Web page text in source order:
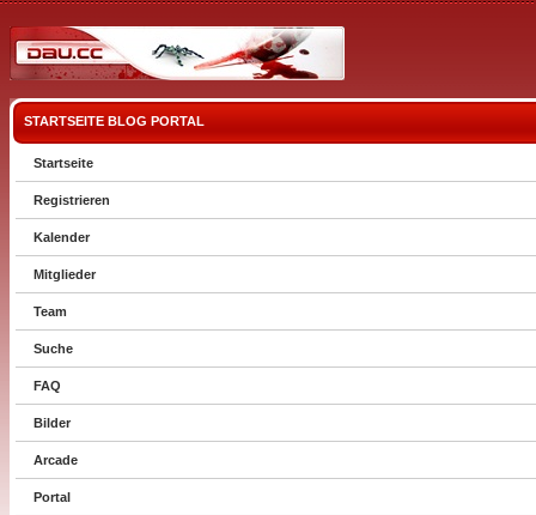
STARTSEITE BLOG PORTAL
Startseite
Registrieren
Kalender
Mitglieder
Team
Suche
FAQ
Bilder
Arcade
Portal